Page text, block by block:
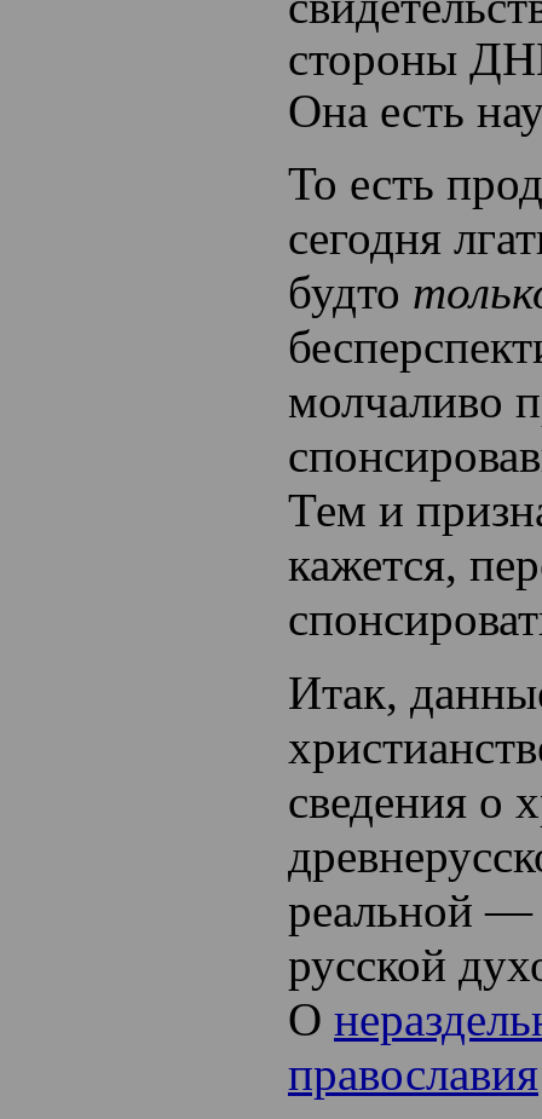
стороны
Она есть
То есть
сегодня
будто
молчаливо
Тем и
кажется,
Итак,
сведения о
реальной
русской
О
православия